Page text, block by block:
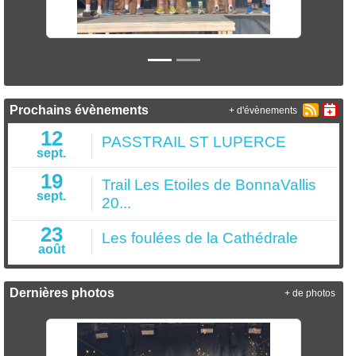
Prochains évènements
12
sept.
PASSTRAIL ST LUPERCE
19
sept.
Trail Les Etoiles de BonnaVallis
20...
23
août
Les foulées de la Cathédrale
+ d'évènements
Dernières photos + de photos